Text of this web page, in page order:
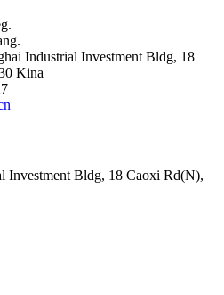
Industrial Investment Bldg, 18
Kina
Investment Bldg, 18 Caoxi Rd(N),